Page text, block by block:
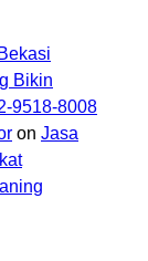
Bikin
9518-8008
on Jasa